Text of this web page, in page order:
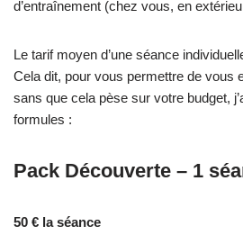
d’entraînement (chez vous, en
Le tarif moyen d’une séance
Cela dit, pour vous permettre de vous
sans que cela pèse sur votre budget,
formules :
Pack Découverte – 1
50 € la séance